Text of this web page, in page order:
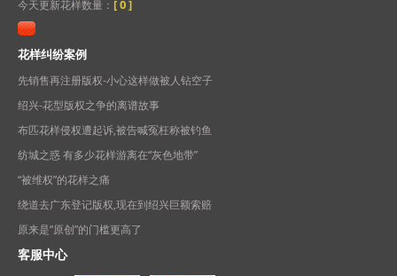
今天更新花样数量： [0]
花样纠纷案例
先销售再注册版权-小心这样做被人钻空子
绍兴-花型版权之争的离谱故事
布匹花样侵权遭起诉,被告喊冤枉称被钓鱼
纺城之惑 有多少花样游离在“灰色地带”
“被维权”的花样之痛
绕道去广东登记版权,现在到绍兴巨额索赔
原来是“原创”的门槛更高了
客服中心